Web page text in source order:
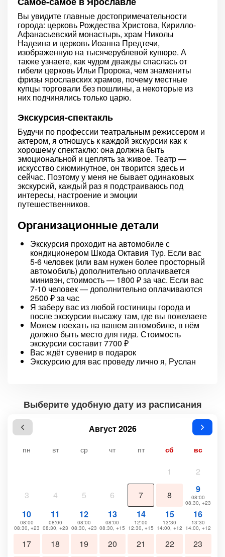
Вы увидите главные достопримечательности
города: церковь Рождества Христова, Кирилло-
Афанасьевский монастырь, храм Николы
Надеина и церковь Иоанна Предтечи,
изображенную на тысячерублевой купюре. А
также узнаете, как чудом дважды спаслась от
гибели церковь Ильи Пророка, чем знамениты
фризы ярославских храмов, почему местные
купцы торговали без пошлины, а некоторые из
них подчинялись только царю.
Экскурсия-спектакль
Будучи по профессии театральным режиссером и
актером, я отношусь к каждой экскурсии как к
хорошему спектаклю: она должна быть
эмоциональной и цеплять за живое. Театр —
искусство сиюминутное, он творится здесь и
сейчас. Поэтому у меня не бывает одинаковых
экскурсий, каждый раз я подстраиваюсь под
интересы, настроение и эмоции
путешественников.
Организационные детали
Экскурсия проходит на автомобиле с
кондиционером Шкода Октавия Тур. Если вас
5-6 человек (или вам нужен более просторный
автомобиль) дополнительно оплачивается
минивэн, стоимость — 1800 ₽ за час. Если вас
7-10 человек — дополнительно оплачиваются
2500 ₽ за час
Я заберу вас из любой гостиницы города и
после экскурсии высажу там, где вы пожелаете
Можем поехать на вашем автомобиле, в нём
должно быть место для гида. Стоимость
экскурсии составит 7700 ₽
Вас ждёт сувенир в подарок
Экскурсию для вас проведу лично я, Руслан
Выберите удобную дату из расписания
Август 2026
пн вт ср чт пт сб вс
1 2
3 4 5 6 7 8
9
08:00
08:30, +23
10
08:00
08:30, +23
11
08:00
08:30, +23
12
08:00
08:30, +23
13
08:00
08:30, +15
14
12:00
12:30, +15
15
13:30
14:00, +12
16
13:30
14:00, +12
17 18 19 20 21 22
23